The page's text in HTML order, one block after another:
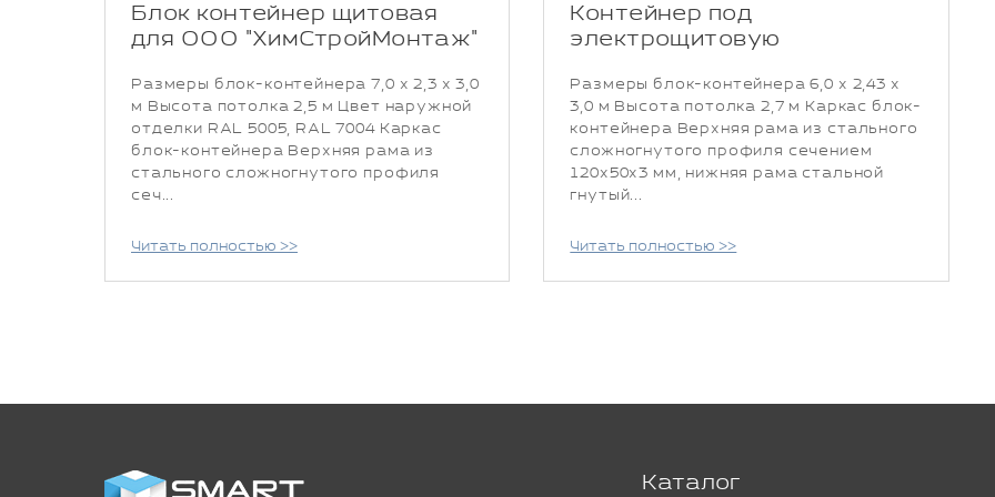
Блок контейнер щитовая
для ООО "ХимСтройМонтаж"
Размеры блок-контейнера 7,0 х 2,3 х 3,0
м Высота потолка 2,5 м Цвет наружной
отделки RAL 5005, RAL 7004 Каркас
блок-контейнера Верхняя рама из
стального сложногнутого профиля
сеч...
Читать полностью >>
Контейнер под
электрощитовую
Размеры блок-контейнера 6,0 х 2,43 х
3,0 м Высота потолка 2,7 м Каркас блок-
контейнера Верхняя рама из стального
сложногнутого профиля сечением
120х50х3 мм, нижняя рама стальной
гнутый...
Читать полностью >>
Каталог